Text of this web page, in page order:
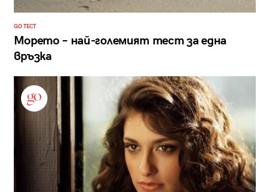
GO ТЕСТ
Морето – най-големият тест за една
връзка